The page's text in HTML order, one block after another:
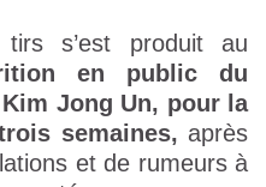
s’est produit au
en public du
Jong Un, pour la
semaines, après
et de rumeurs à